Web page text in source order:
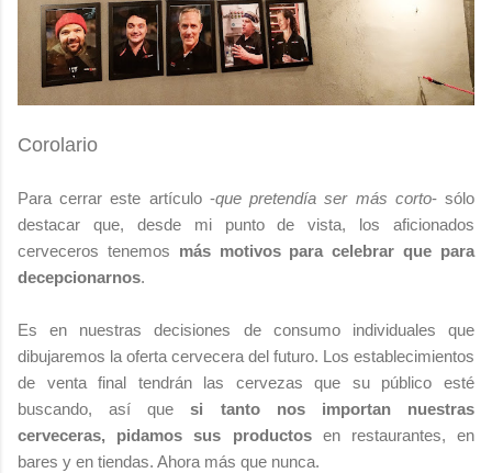
Corolario
Para cerrar este artículo -que pretendía ser más corto- sólo
destacar que, desde mi punto de vista, los aficionados
cerveceros tenemos más motivos para celebrar que para
decepcionarnos.
Es en nuestras decisiones de consumo individuales que
dibujaremos la oferta cervecera del futuro. Los establecimientos
de venta final tendrán las cervezas que su público esté
buscando, así quesi tanto nos importan nuestras
cerveceras, pidamos sus productosen restaurantes, en
bares y en tiendas. Ahora más que nunca.